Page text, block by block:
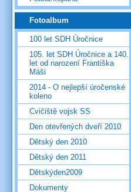
Fotoalbum
100 let SDH Úročnice
105. let SDH Úročnice a 140.
let od narození Františka
Máši
2014 - O nejlepší úročenské
koleno
Cvičiště vojsk SS
Den otevřených dveří 2010
Dětský den 2010
Dětský den 2011
Dětskýden2009
Dokumenty